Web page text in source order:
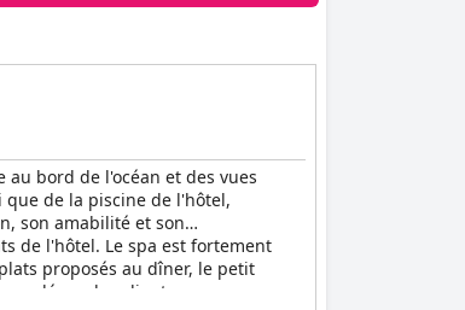
bord de l'océan et des vues
de la piscine de l'hôtel,
son amabilité et son
de l'hôtel. Le spa est fortement
proposés au dîner, le petit
par les clients.